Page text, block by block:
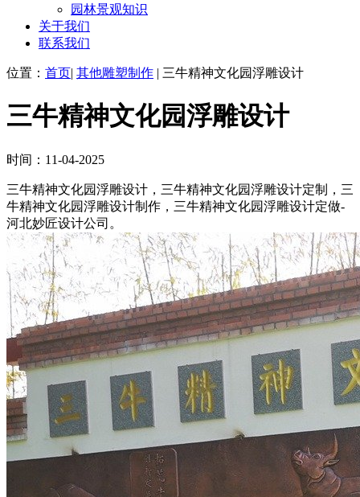
园林景观知识
关于我们
联系我们
位置： 首页| 其他雕塑制作 | ​三牛精神文化园浮雕设计
​三牛精神文化园浮雕设计
时间：11-04-2025
三牛精神文化园浮雕设计，三牛精神文化园浮雕设计定制，三
牛精神文化园浮雕设计制作，三牛精神文化园浮雕设计定做-
河北妙匠设计公司。